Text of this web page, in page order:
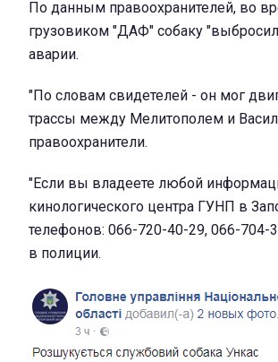
По данным правоохранителей, во
грузовиком "ДАФ" собаку
аварии.
"По словам свидетелей - он мог
трассы между Мелитополем и
правоохранители.
"Если вы владеете любой
кинологического центра ГУНП в
телефонов: 066-720-40-29, 066-704-
в полиции.